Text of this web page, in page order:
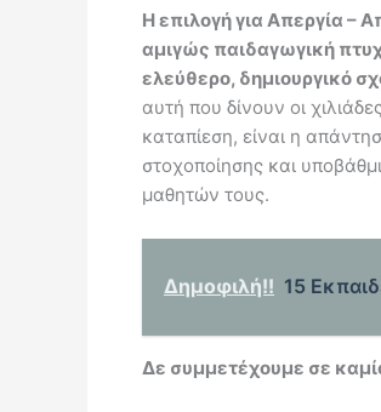
Η επιλογή για Απεργία –
αμιγώς παιδαγωγική
ελεύθερο, δημιουργικό
αυτή που δίνουν οι
καταπίεση, είναι η
στοχοποίησης και
μαθητών τους.
Δημοφιλή!! 15
Δε συμμετέχουμε σε